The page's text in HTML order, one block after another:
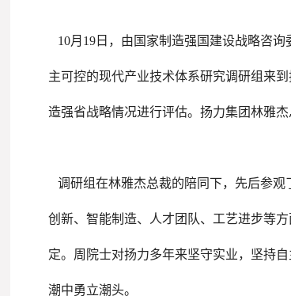
10月19日，由国家制造强国建设战略咨
主可控的现代产业技术体系研究调研组来
造强省战略情况进行评估。扬力集团林雅
调研组在林雅杰总裁的陪同下，先后参
创新、智能制造、人才团队、工艺进步等
定。周院士对扬力多年来坚守实业，坚持
潮中勇立潮头。